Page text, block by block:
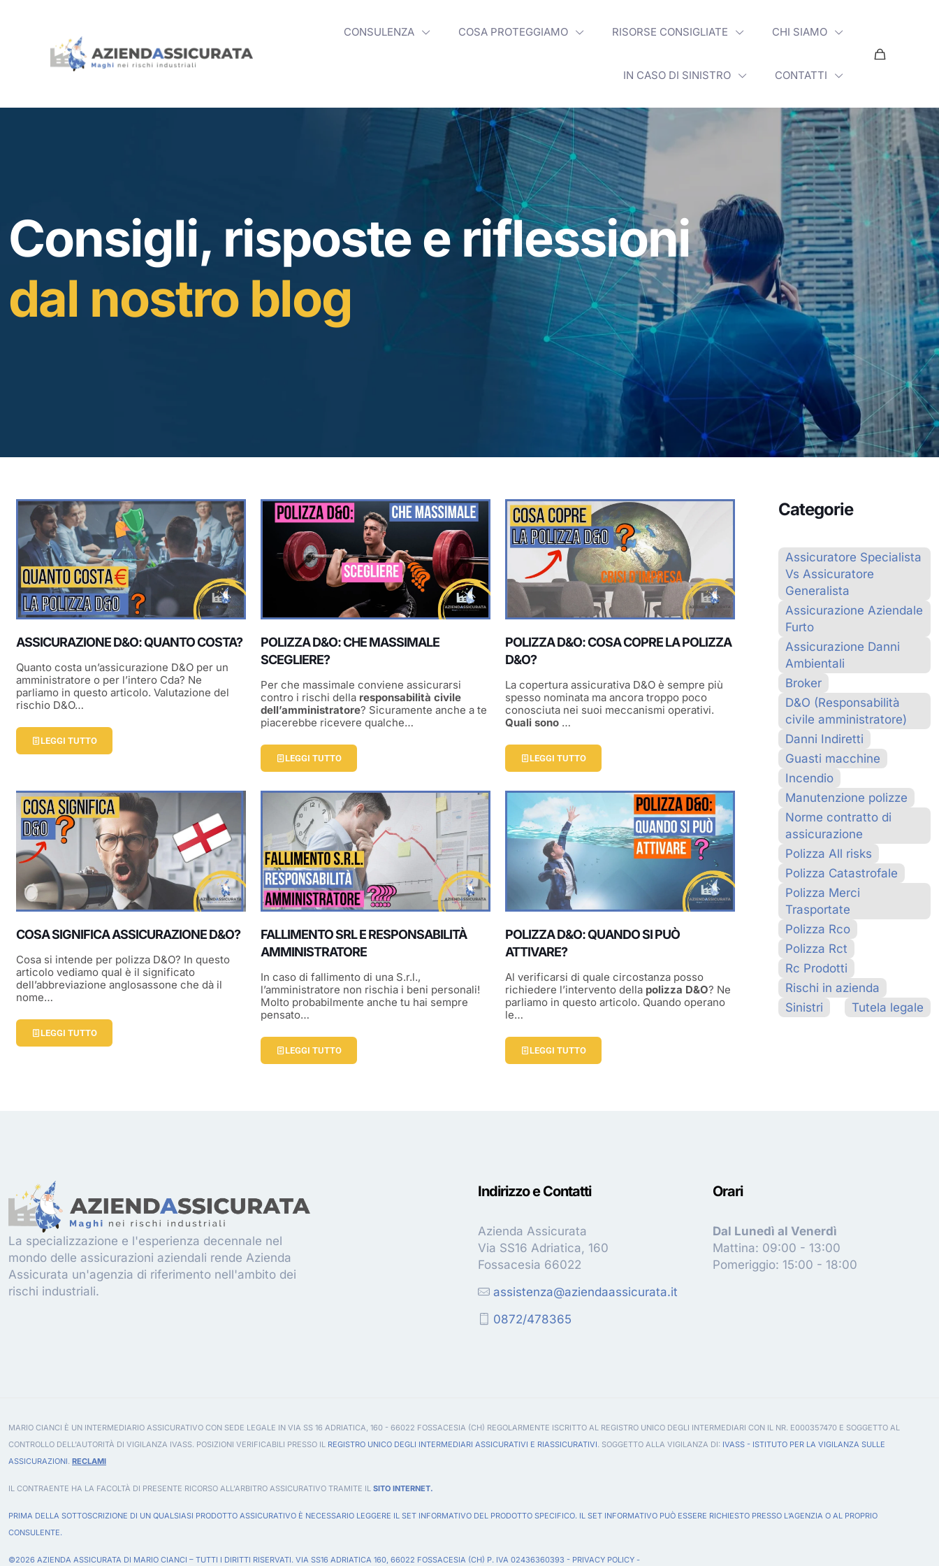
CONSULENZA COSA PROTEGGIAMO RISORSE CONSIGLIATE CHI SIAMO
IN CASO DI SINISTRO CONTATTI
Consigli, risposte e riflessioni
dal nostro blog
ASSICURAZIONE D&O: QUANTO COSTA?
Quanto costa un’assicurazione D&O per un
amministratore o per l’intero Cda? Ne
parliamo in questo articolo. Valutazione del
rischio D&O…
LEGGI TUTTO
POLIZZA D&O: CHE MASSIMALE
SCEGLIERE?
Per che massimale conviene assicurarsi
contro i rischi dellaresponsabilità civile
dell’amministratore? Sicuramente anche a te
piacerebbe ricevere qualche…
LEGGI TUTTO
POLIZZA D&O: COSA COPRE LA POLIZZA
D&O?
La copertura assicurativa D&O è sempre più
spesso nominata ma ancora troppo poco
conosciuta nei suoi meccanismi operativi.
Quali sono …
LEGGI TUTTO
COSA SIGNIFICA ASSICURAZIONE D&O?
Cosa si intende per polizza D&O? In questo
articolo vediamo qual è il significato
dell’abbreviazione anglosassone che dà il
nome…
LEGGI TUTTO
FALLIMENTO SRL E RESPONSABILITÀ
AMMINISTRATORE
In caso di fallimento di una S.r.l.,
l’amministratore non rischia i beni personali!
Molto probabilmente anche tu hai sempre
pensato…
LEGGI TUTTO
POLIZZA D&O: QUANDO SI PUÒ
ATTIVARE?
Al verificarsi di quale circostanza posso
richiedere l’intervento della polizza D&O? Ne
parliamo in questo articolo. Quando operano
le…
LEGGI TUTTO
Categorie
Assicuratore Specialista
Vs Assicuratore
Generalista
Assicurazione Aziendale
Furto
Assicurazione Danni
Ambientali
Broker
D&O (Responsabilità
civile amministratore)
Danni Indiretti
Guasti macchine
Incendio
Manutenzione polizze
Norme contratto di
assicurazione
Polizza All risks
Polizza Catastrofale
Polizza Merci
Trasportate
Polizza Rco
Polizza Rct
Rc Prodotti
Rischi in azienda
Sinistri
Tutela legale
La specializzazione e l'esperienza decennale nel
mondo delle assicurazioni aziendali rende Azienda
Assicurata un'agenzia di riferimento nell'ambito dei
rischi industriali.
Indirizzo e Contatti
Azienda Assicurata
Via SS16 Adriatica, 160
Fossacesia 66022
assistenza@aziendaassicurata.it
0872/478365
Orari
Dal Lunedì al Venerdì
Mattina: 09:00 - 13:00
Pomeriggio: 15:00 - 18:00
MARIO CIANCI È UN INTERMEDIARIO ASSICURATIVO CON SEDE LEGALE IN VIA SS 16 ADRIATICA, 160 - 66022 FOSSACESIA (CH) REGOLARMENTE ISCRITTO AL REGISTRO UNICO DEGLI INTERMEDIARI CON IL NR. E000357470 E SOGGETTO AL
CONTROLLO DELL'AUTORITÀ DI VIGILANZA IVASS. POSIZIONI VERIFICABILI PRESSO IL REGISTRO UNICO DEGLI INTERMEDIARI ASSICURATIVI E RIASSICURATIVI. SOGGETTO ALLA VIGILANZA DI: IVASS - ISTITUTO PER LA VIGILANZA SULLE
ASSICURAZIONI. RECLAMI
IL CONTRAENTE HA LA FACOLTÀ DI PRESENTE RICORSO ALL'ARBITRO ASSICURATIVO TRAMITE IL SITO INTERNET.
PRIMA DELLA SOTTOSCRIZIONE DI UN QUALSIASI PRODOTTO ASSICURATIVO È NECESSARIO LEGGERE IL SET INFORMATIVO DEL PRODOTTO SPECIFICO. IL SET INFORMATIVO PUÒ ESSERE RICHIESTO PRESSO L’AGENZIA O AL PROPRIO
CONSULENTE.
©2026 AZIENDA ASSICURATA DI MARIO CIANCI – TUTTI I DIRITTI RISERVATI. VIA SS16 ADRIATICA 160, 66022 FOSSACESIA (CH) P. IVA 02436360393 - PRIVACY POLICY -